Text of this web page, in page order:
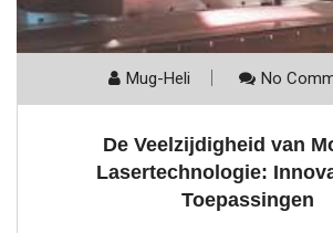
Mug-Heli No
De Veelzijdigheid van
Lasertechnologie:
Toepassingen